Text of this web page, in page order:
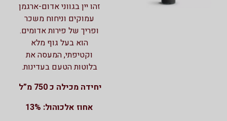
זהו יין בגווני אדום-ארגמן
עמוקים וניחוח משכר
ופריך של פירות אדומים.
הוא בעל גוף מלא
וקטיפתי, המעסה את
בלוטות הטעם בעדינות.
יחידה מכילה כ 750 מ”ל
אחוז אלכוהול: 13%